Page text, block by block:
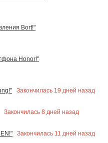
Bort!"
Honor!"
Закончилась 19 дней назад
Закончилась 8 дней назад
Закончилась 11 дней назад